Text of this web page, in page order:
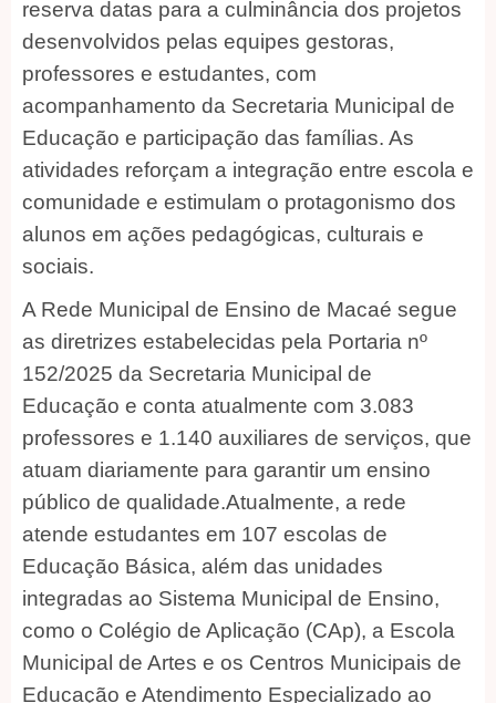
reserva datas para a culminância dos projetos
desenvolvidos pelas equipes gestoras,
professores e estudantes, com
acompanhamento da Secretaria Municipal de
Educação e participação das famílias. As
atividades reforçam a integração entre escola e
comunidade e estimulam o protagonismo dos
alunos em ações pedagógicas, culturais e
sociais.
A Rede Municipal de Ensino de Macaé segue
as diretrizes estabelecidas pela Portaria nº
152/2025 da Secretaria Municipal de
Educação e conta atualmente com 3.083
professores e 1.140 auxiliares de serviços, que
atuam diariamente para garantir um ensino
público de qualidade.Atualmente, a rede
atende estudantes em 107 escolas de
Educação Básica, além das unidades
integradas ao Sistema Municipal de Ensino,
como o Colégio de Aplicação (CAp), a Escola
Municipal de Artes e os Centros Municipais de
Educação e Atendimento Especializado ao